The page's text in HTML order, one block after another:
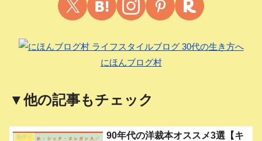
にほんブログ村
▼他の記事もチェック
服作り 90年代の洋裁本オススメ3選【キ